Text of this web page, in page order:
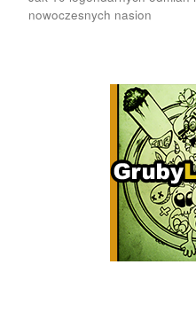
nowoczesnych nasion